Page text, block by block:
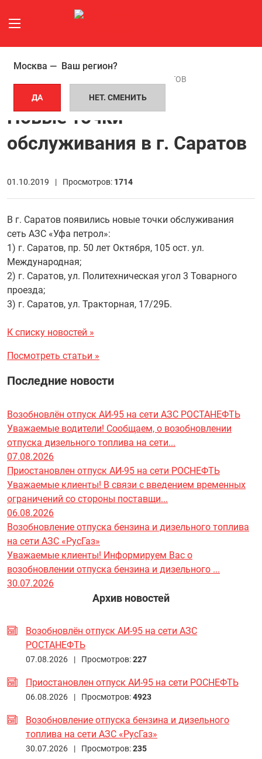
Москва — Ваш регион?
ДА НЕТ. СМЕНИТЬ
ГЛАВНАЯ СТРАНИЦА
НОВОСТИ
НОВЫЕ ТОЧКИ ОБСЛУЖИВАНИЯ В Г. САРАТОВ
Новые точки
обслуживания в г. Саратов
01.10.2019 | Просмотров: 1714
В г. Саратов появились новые точки обслуживания
сеть АЗС «Уфа петрол»:
1) г. Саратов, пр. 50 лет Октября, 105 ост. ул.
Международная;
2) г. Саратов, ул. Политехническая угол 3 Товарного
проезда;
3) г. Саратов, ул. Тракторная, 17/29Б.
К списку новостей »
Посмотреть статьи »
Последние новости
Возобновлён отпуск АИ-95 на сети АЗС РОСТАНЕФТЬ
Уважаемые водители! Сообщаем, о возобновлении
отпуска дизельного топлива на сети...
07.08.2026
Приостановлен отпуск АИ-95 на сети РОСНЕФТЬ
Уважаемые клиенты! В связи с введением временных
ограничений со стороны поставщи...
06.08.2026
Возобновление отпуска бензина и дизельного топлива
на сети АЗС «РусГаз»
Уважаемые клиенты! Информируем Вас о
возобновлении отпуска бензина и дизельного ...
30.07.2026
Архив новостей
Возобновлён отпуск АИ-95 на сети АЗС
РОСТАНЕФТЬ
07.08.2026 | Просмотров:227
Приостановлен отпуск АИ-95 на сети РОСНЕФТЬ
06.08.2026 | Просмотров:4923
Возобновление отпуска бензина и дизельного
топлива на сети АЗС «РусГаз»
30.07.2026 | Просмотров:235